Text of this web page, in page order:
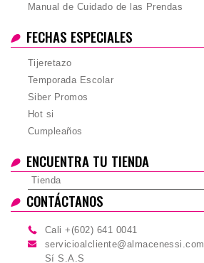
Manual de Cuidado de las Prendas
FECHAS ESPECIALES
Tijeretazo
Temporada Escolar
Siber Promos
Hot si
Cumpleaños
ENCUENTRA TU TIENDA
Tienda
CONTÁCTANOS
Cali +(602) 641 0041
servicioalcliente@almacenessi.com
Sí S.A.S